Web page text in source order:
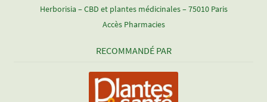
Herborisia – CBD et plantes médicinales – 75010 Paris
Accès Pharmacies
RECOMMANDÉ PAR